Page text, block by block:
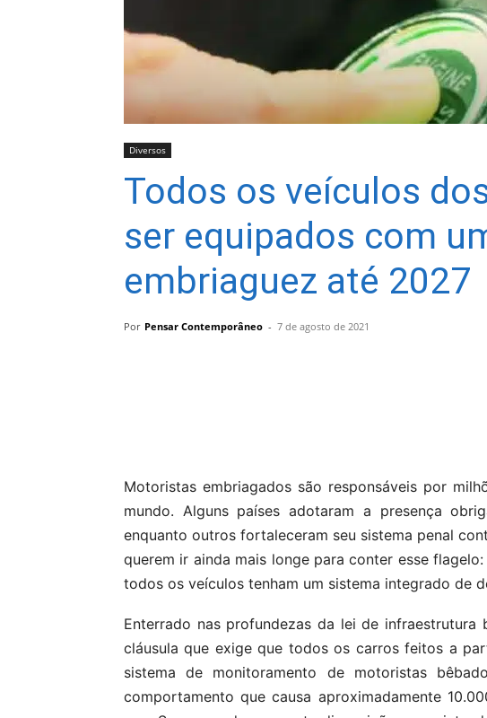
Diversos
Todos os veículos
ser equipados com
embriaguez até 2027
Por Pensar Contemporâneo - 7 de agosto de 2021
Motoristas embriagados são responsáveis por
mundo. Alguns países adotaram a presença
enquanto outros fortaleceram seu sistema penal
querem ir ainda mais longe para conter esse
todos os veículos tenham um sistema integrado de
Enterrado nas profundezas da lei de infraestrutura
cláusula que exige que todos os carros feitos a
sistema de monitoramento de motoristas
comportamento que causa aproximadamente